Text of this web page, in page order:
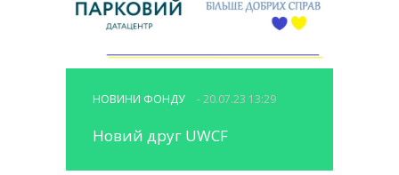
НОВИНИ ФОНДУ - 20.07.23 13:29
Новий друг UWCF